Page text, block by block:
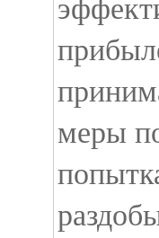
меры